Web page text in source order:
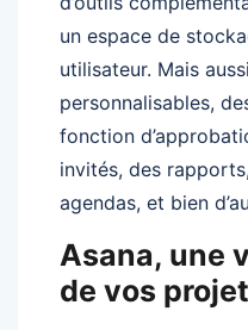
un espace de
utilisateur. Mais
personnalisables,
fonction
invités, des
agendas, et bien
Asana, une
de vos